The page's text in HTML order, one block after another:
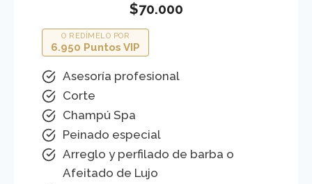
$70.000
O REDÍMELO POR
6.950 Puntos VIP
Asesoría profesional
Corte
Champú Spa
Peinado especial
Arreglo y perfilado de barba o
Afeitado de Lujo